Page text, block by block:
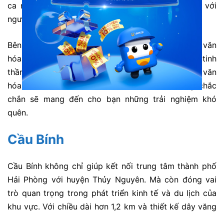
ca nhạc. Nhà hát luôn là điểm đến hấp dẫn đối với
người dân địa phương và du khách.
Bên cạnh đó, đây còn là nơi tổ chức nhiều sự kiện văn
hóa lớn. Góp phần làm phong phú thêm đời sống tinh
thần của người dân Hải Phòng. Với những giá trị văn
hóa và lịch sử đặc biệt, nhà hát lớn Hải Phòng chắc
chắn sẽ mang đến cho bạn những trải nghiệm khó
quên.
Cầu Bính
Cầu Bính không chỉ giúp kết nối trung tâm thành phố
Hải Phòng với huyện Thủy Nguyên. Mà còn đóng vai
trò quan trọng trong phát triển kinh tế và du lịch của
khu vực. Với chiều dài hơn 1,2 km và thiết kế dây văng